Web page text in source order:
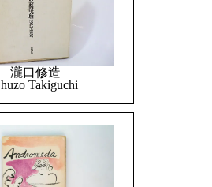
瀧口修造
Takiguchi